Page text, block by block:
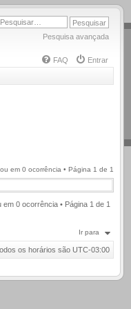
Pesquisa avançada
FAQ
Entrar
em 0 ocorrência • Página 1 de 1
em 0 ocorrência • Página 1 de 1
Ir para
os horários são UTC-03:00